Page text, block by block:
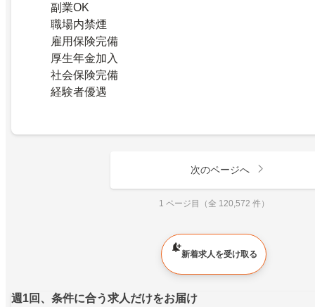
副業OK
職場内禁煙
雇用保険完備
厚生年金加入
社会保険完備
経験者優遇
次のページへ
1 ページ目（全 120,572 件）
新着求人を受け取る
週1回、条件に合う求人だけをお届け